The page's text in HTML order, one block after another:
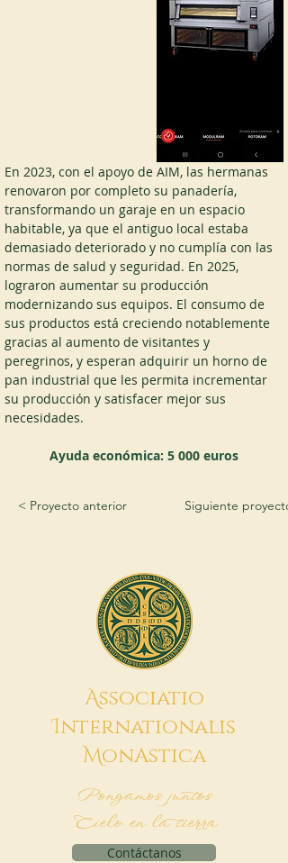
En 2023, con el apoyo de AIM, las hermanas
renovaron por completo su panadería,
transformando un garaje en un espacio
habitable, ya que el antiguo local estaba
demasiado deteriorado y no cumplía con las
normas de salud y seguridad. En 2025,
lograron aumentar su producción
modernizando sus equipos. El consumo de
sus productos está creciendo notablemente
gracias al aumento de visitantes y
peregrinos, y esperan adquirir un horno de
pan industrial que les permita incrementar
su producción y satisfacer mejor sus
necesidades.
Ayuda económica: 5 000 euros
< Proyecto anterior Siguiente
Associatio
Internationalis
MonAstica
Pongamos juntos
Cielo en la tierra
Contáctanos